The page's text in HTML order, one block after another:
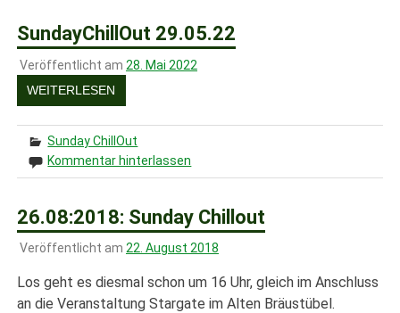
SundayChillOut 29.05.22
Veröffentlicht am 28. Mai 2022
WEITERLESEN
Sunday ChillOut
Kommentar hinterlassen
26.08:2018: Sunday Chillout
Veröffentlicht am 22. August 2018
Los geht es diesmal schon um 16 Uhr, gleich im Anschluss
an die Veranstaltung Stargate im Alten Bräustübel.